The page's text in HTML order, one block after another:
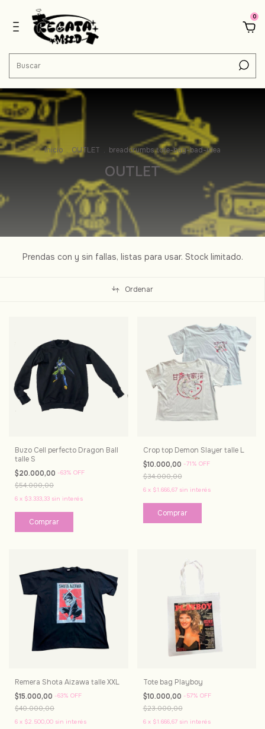
0
Inicio . OUTLET . breadcrumbs.tote-bag-bad-idea
OUTLET
Prendas con y sin fallas, listas para usar. Stock limitado.
Ordenar
Buzo Cell perfecto Dragon Ball
talle S
$20.000,00 -63% OFF
$54.000,00
6 x $3.333,33 sin interés
Crop top Demon Slayer talle L
$10.000,00 -71% OFF
$34.000,00
6 x $1.666,67 sin interés
Remera Shota Aizawa talle XXL
$15.000,00 -63% OFF
$40.000,00
6 x $2.500,00 sin interés
Tote bag Playboy
$10.000,00 -57% OFF
$23.000,00
6 x $1.666,67 sin interés